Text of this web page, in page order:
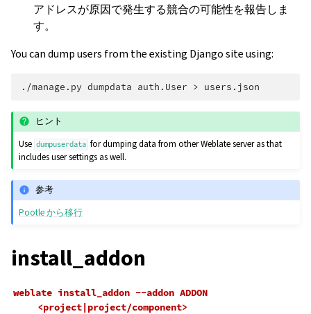
アドレスが原因で発生する競合の可能性を報告しま
す。
You can dump users from the existing Django site using:
./manage.py dumpdata auth.User >
ヒント
Use dumpuserdata for dumping data from other Weblate server as that
includes user settings as well.
参考
Pootle から移行
install_addon
weblate install_addon --addon ADDON
<project|project/component>